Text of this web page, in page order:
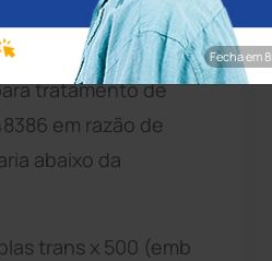
sol inj ct fa vd trans
tratamento de
em razão de
abaixo da
trans x 500 (emb
Fecha em